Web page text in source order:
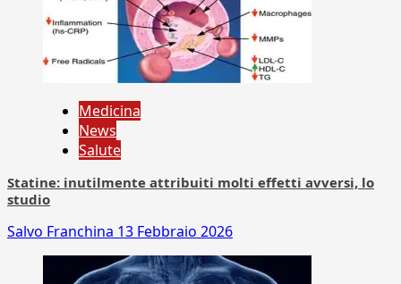
Medicina
News
Salute
Statine: inutilmente attribuiti molti effetti avversi, lo
studio
Salvo Franchina 13 Febbraio 2026